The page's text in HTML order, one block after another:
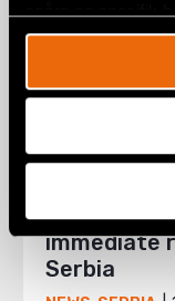
Civil Rights
immediate
Serbia